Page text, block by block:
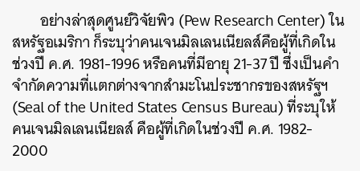
อย่างล่าสุดศูนย์วิจัยพิว (Pew Research Center) ใน
สหรัฐอเมริกา ก็ระบุว่าคนเจนมิลเลนเนียลส์คือผู้ที่เกิดใน
ช่วงปี ค.ศ. 1981-1996 หรือคนที่มีอายุ 21-37 ปี ซึ่งเป็นคำ
จำกัดความที่แตกต่างจากสำมะโนประชากรของสหรัฐฯ
(Seal of the United States Census Bureau) ที่ระบุให้
คนเจนมิลเลนเนียลส์ คือผู้ที่เกิดในช่วงปี ค.ศ. 1982-
2000